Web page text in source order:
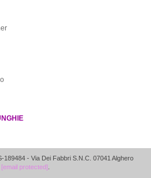
189484 - Via Dei Fabbri S.N.C. 07041 Alghero
[email protected]